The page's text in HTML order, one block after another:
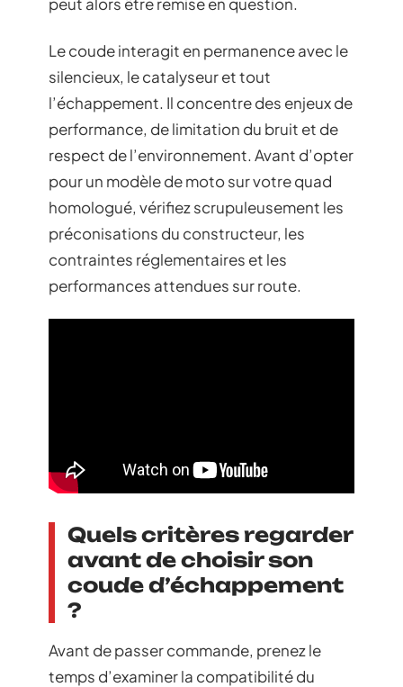
Le coude interagit en permanence avec le
silencieux, le catalyseur et tout
l’échappement. Il concentre des enjeux de
performance, de limitation du bruit et de
respect de l’environnement. Avant d’opter
pour un modèle de moto sur votre quad
homologué, vérifiez scrupuleusement les
préconisations du constructeur, les
contraintes réglementaires et les
performances attendues sur route.
Quels critères regarder
avant de choisir son
coude d’échappement
?
Avant de passer commande, prenez le
temps d’examiner la compatibilité du